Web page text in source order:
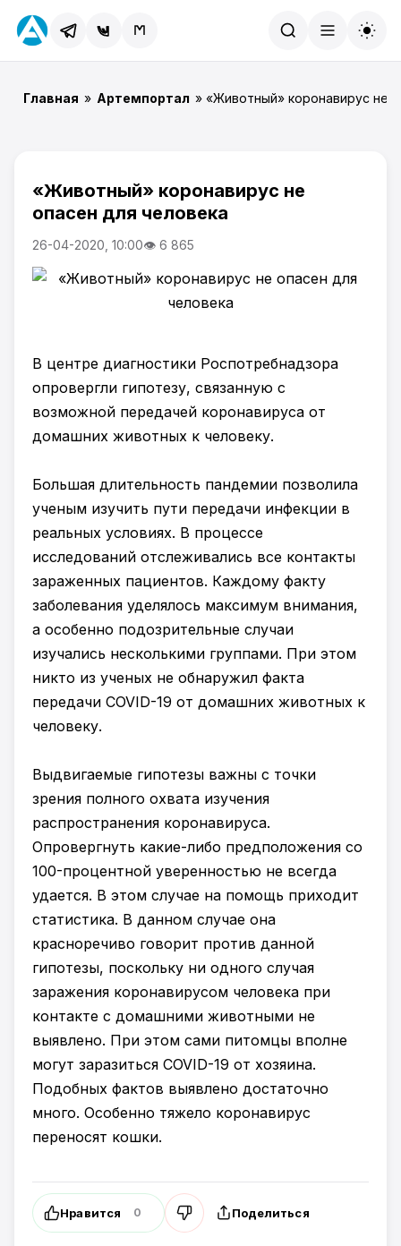
Главная » Артемпортал » «Животный» коронавирус не
«Животный» коронавирус не
опасен для человека
26-04-2020, 10:00👁 6 865
В центре диагностики Роспотребнадзора
опровергли гипотезу, связанную с
возможной передачей коронавируса от
домашних животных к человеку.
Большая длительность пандемии позволила
ученым изучить пути передачи инфекции в
реальных условиях. В процессе
исследований отслеживались все контакты
зараженных пациентов. Каждому факту
заболевания уделялось максимум внимания,
а особенно подозрительные случаи
изучались несколькими группами. При этом
никто из ученых не обнаружил факта
передачи COVID-19 от домашних животных к
человеку.
Выдвигаемые гипотезы важны с точки
зрения полного охвата изучения
распространения коронавируса.
Опровергнуть какие-либо предположения со
100-процентной уверенностью не всегда
удается. В этом случае на помощь приходит
статистика. В данном случае она
красноречиво говорит против данной
гипотезы, поскольку ни одного случая
заражения коронавирусом человека при
контакте с домашними животными не
выявлено. При этом сами питомцы вполне
могут заразиться COVID-19 от хозяина.
Подобных фактов выявлено достаточно
много. Особенно тяжело коронавирус
переносят кошки.
Нравится 0 Поделиться